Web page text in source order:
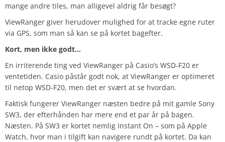
mange andre tiles, man alligevel aldrig får besøgt?
ViewRanger giver herudover mulighed for at tracke egne ruter
via GPS, som man så kan se på kortet bagefter.
Kort, men ikke godt…
En irriterende ting ved ViewRanger på Casio’s WSD-F20 er
ventetiden. Casio påstår godt nok, at ViewRanger er optimeret
til netop WSD-F20, men det er svært at se hvordan.
Faktisk fungerer ViewRanger næsten bedre på mit gamle Sony
SW3, der efterhånden har mere end et par år på bagen.
Næsten. På SW3 er kortet nemlig Instant On – som på Apple
Watch, hvor man i tilgift kan navigere rundt på kortet. Da kan